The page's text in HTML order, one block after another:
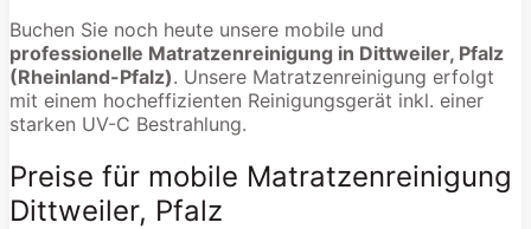
Buchen Sie noch heute unsere mobile und
professionelle Matratzenreinigung in Dittweiler, Pfalz
(Rheinland-Pfalz). Unsere Matratzenreinigung erfolgt
mit einem hocheffizienten Reinigungsgerät inkl. einer
starken UV-C Bestrahlung.
Preise für mobile Matratzenreinigung
Dittweiler, Pfalz